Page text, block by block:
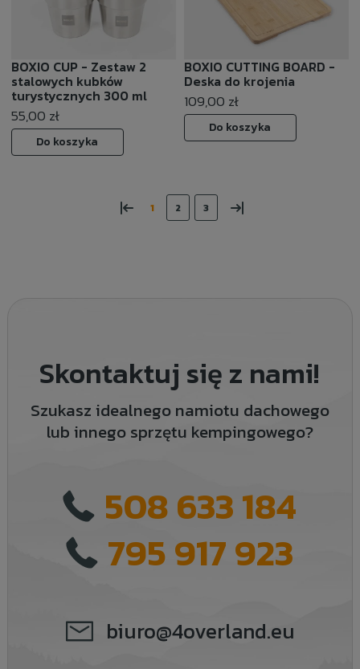
BOXIO CUP - Zestaw 2
stalowych kubków
turystycznych 300 ml
55,00 zł
Do koszyka
BOXIO CUTTING BOARD -
Deska do krojenia
109,00 zł
Do koszyka
« 1 2 3 »
Skontaktuj się z nami!
Szukasz idealnego namiotu dachowego
lub innego sprzętu kempingowego?
508 633 184
795 917 923
biuro@4overland.eu